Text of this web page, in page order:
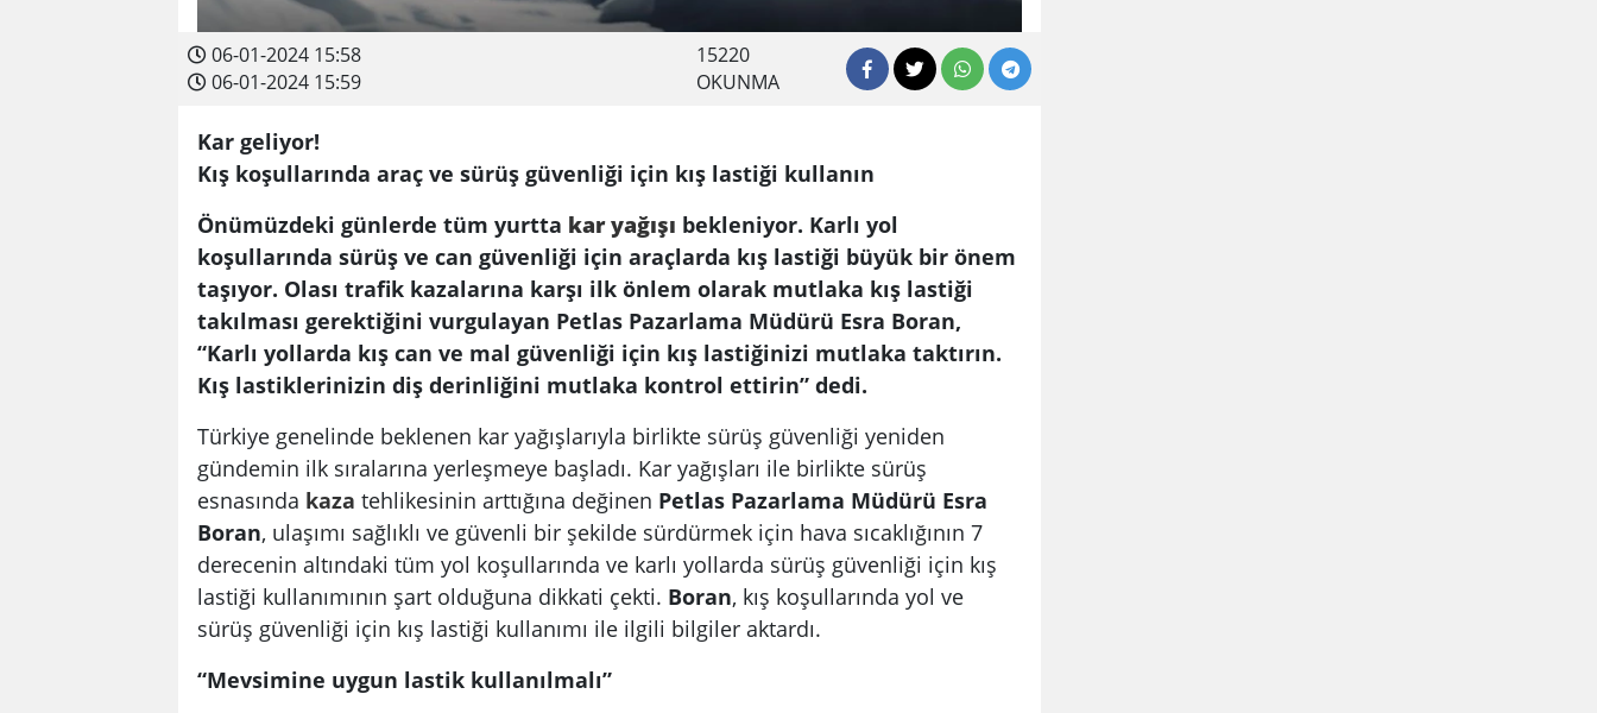
06-01-2024 15:58
06-01-2024 15:59
15220
OKUNMA
Kar geliyor!
Kış koşullarında araç ve sürüş güvenliği için kış lastiği kullanın
Önümüzdeki günlerde tüm yurtta kar yağışı bekleniyor. Karlı yol
koşullarında sürüş ve can güvenliği için araçlarda kış lastiği büyük bir önem
taşıyor. Olası trafik kazalarına karşı ilk önlem olarak mutlaka kış lastiği
takılması gerektiğini vurgulayan Petlas Pazarlama Müdürü Esra Boran,
“Karlı yollarda kış can ve mal güvenliği için kış lastiğinizi mutlaka taktırın.
Kış lastiklerinizin diş derinliğini mutlaka kontrol ettirin” dedi.
Türkiye genelinde beklenen kar yağışlarıyla birlikte sürüş güvenliği yeniden
gündemin ilk sıralarına yerleşmeye başladı. Kar yağışları ile birlikte sürüş
esnasında kaza tehlikesinin arttığına değinen Petlas Pazarlama Müdürü Esra
Boran, ulaşımı sağlıklı ve güvenli bir şekilde sürdürmek için hava sıcaklığının 7
derecenin altındaki tüm yol koşullarında ve karlı yollarda sürüş güvenliği için kış
lastiği kullanımının şart olduğuna dikkati çekti. Boran, kış koşullarında yol ve
sürüş güvenliği için kış lastiği kullanımı ile ilgili bilgiler aktardı.
“Mevsimine uygun lastik kullanılmalı”